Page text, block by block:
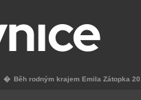
� Běh rodným krajem Emila Zátopka